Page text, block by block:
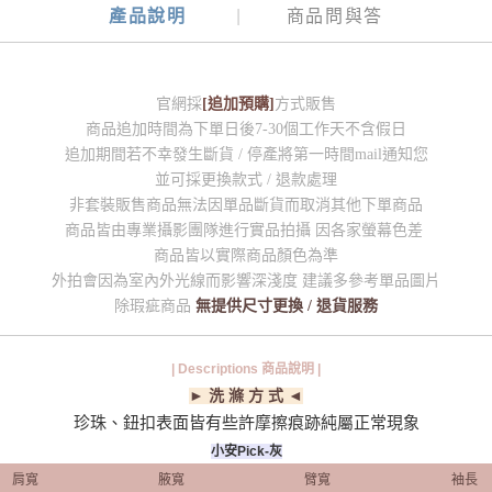
產品說明 商品問與答
官網採 [追加預購] 方式販售
商品追加時間為下單日後7-30個工作天不含假日
追加期間若不幸發生斷貨 / 停產將第一時間mail通知您
並可採更換款式 / 退款處理
非套裝販售商品無法因單品斷貨而取消其他下單商品
商品皆由專業攝影團隊進行實品拍攝 因各家螢幕色差
商品皆以實際商品顏色為準
外拍會因為室內外光線而影響深淺度 建議多參考單品圖片
除瑕疵商品 無提供尺寸更換 / 退貨服務
| Descriptions 商品說明 |
► 洗 滌 方 式 ◄
珍珠、鈕扣表面皆有些許摩擦痕跡純屬正常現象
小安Pick-灰
肩寬
腋寬 臂寬 袖長